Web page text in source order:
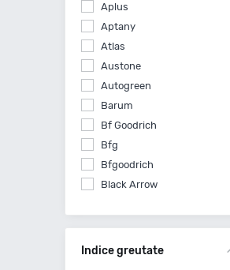
Aplus
Aptany
Atlas
Austone
Autogreen
Barum
Bf Goodrich
Bfg
Bfgoodrich
Black Arrow
Comforser
Indice greutate